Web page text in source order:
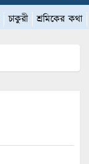
চাকুরী শ্রমিকের কথা